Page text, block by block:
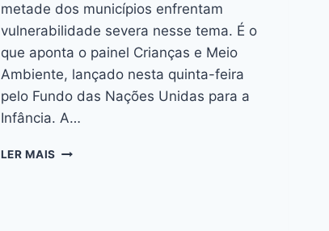
metade dos municípios enfrentam
vulnerabilidade severa nesse tema. É o
que aponta o painel Crianças e Meio
Ambiente, lançado nesta quinta-feira
pelo Fundo das Nações Unidas para a
Infância. A…
LER MAIS